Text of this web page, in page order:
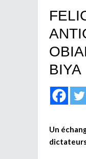
BIYA
Un